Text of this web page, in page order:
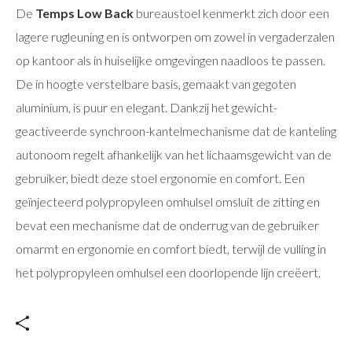
De Temps Low Back bureaustoel kenmerkt zich door een
lagere rugleuning en is ontworpen om zowel in vergaderzalen
op kantoor als in huiselijke omgevingen naadloos te passen.
De in hoogte verstelbare basis, gemaakt van gegoten
aluminium, is puur en elegant. Dankzij het gewicht-
geactiveerde synchroon-kantelmechanisme dat de kanteling
autonoom regelt afhankelijk van het lichaamsgewicht van de
gebruiker, biedt deze stoel ergonomie en comfort. Een
geïnjecteerd polypropyleen omhulsel omsluit de zitting en
bevat een mechanisme dat de onderrug van de gebruiker
omarmt en ergonomie en comfort biedt, terwijl de vulling in
het polypropyleen omhulsel een doorlopende lijn creëert.